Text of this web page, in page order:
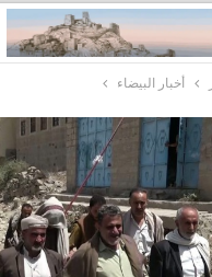
أخبار البيضاء